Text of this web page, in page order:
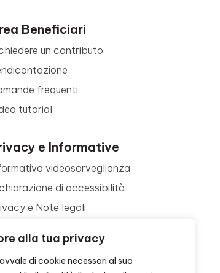
alla tua privacy
di cookie necessari al suo
Beneficiari
un contributo
frequenti
tutorial
e Informative
videosorveglianza
di accessibilità
e Note legali